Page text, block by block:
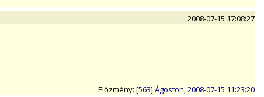
2008-07-15 17:08:27
Előzmény: [563] Ágoston, 2008-07-15 11:23:20